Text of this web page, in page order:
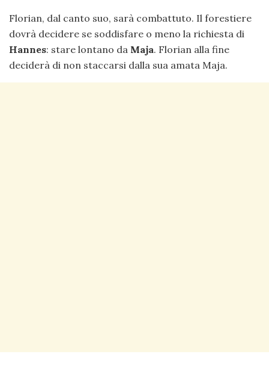
Florian, dal canto suo, sarà combattuto. Il forestiere
dovrà decidere se soddisfare o meno la richiesta di
Hannes: stare lontano da Maja. Florian alla fine
deciderà di non staccarsi dalla sua amata Maja.